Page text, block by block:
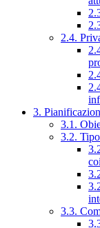
2.4.
3.
3.1.
3.2.
3.3.